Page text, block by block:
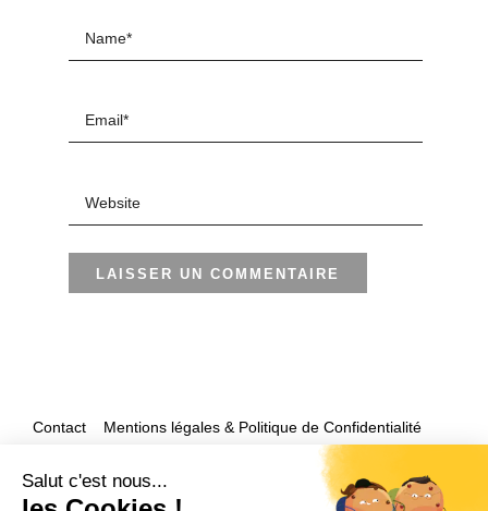
Salut c'est nous...
Contact
Mentions légales & Politique de Confidentialité